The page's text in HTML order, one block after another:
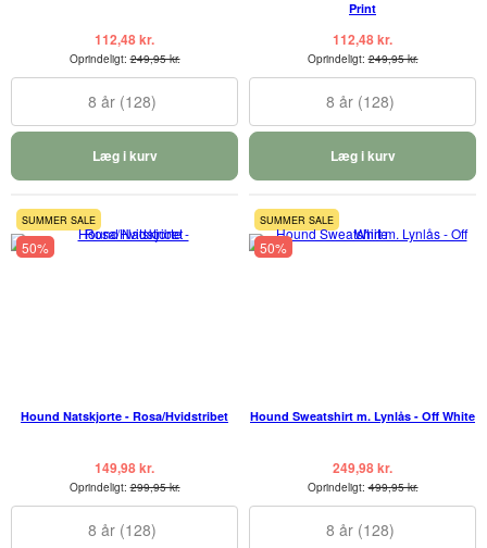
112,48 kr.
Oprindeligt:249,95 kr.
8 år (128)
Læg i kurv
Print
112,48 kr.
Oprindeligt:249,95 kr.
8 år (128)
Læg i kurv
SUMMER SALE
50%
Hound Natskjorte - Rosa/Hvidstribet
149,98 kr.
Oprindeligt:299,95 kr.
8 år (128)
SUMMER SALE
50%
Hound Sweatshirt m. Lynlås - Off White
249,98 kr.
Oprindeligt:499,95 kr.
8 år (128)